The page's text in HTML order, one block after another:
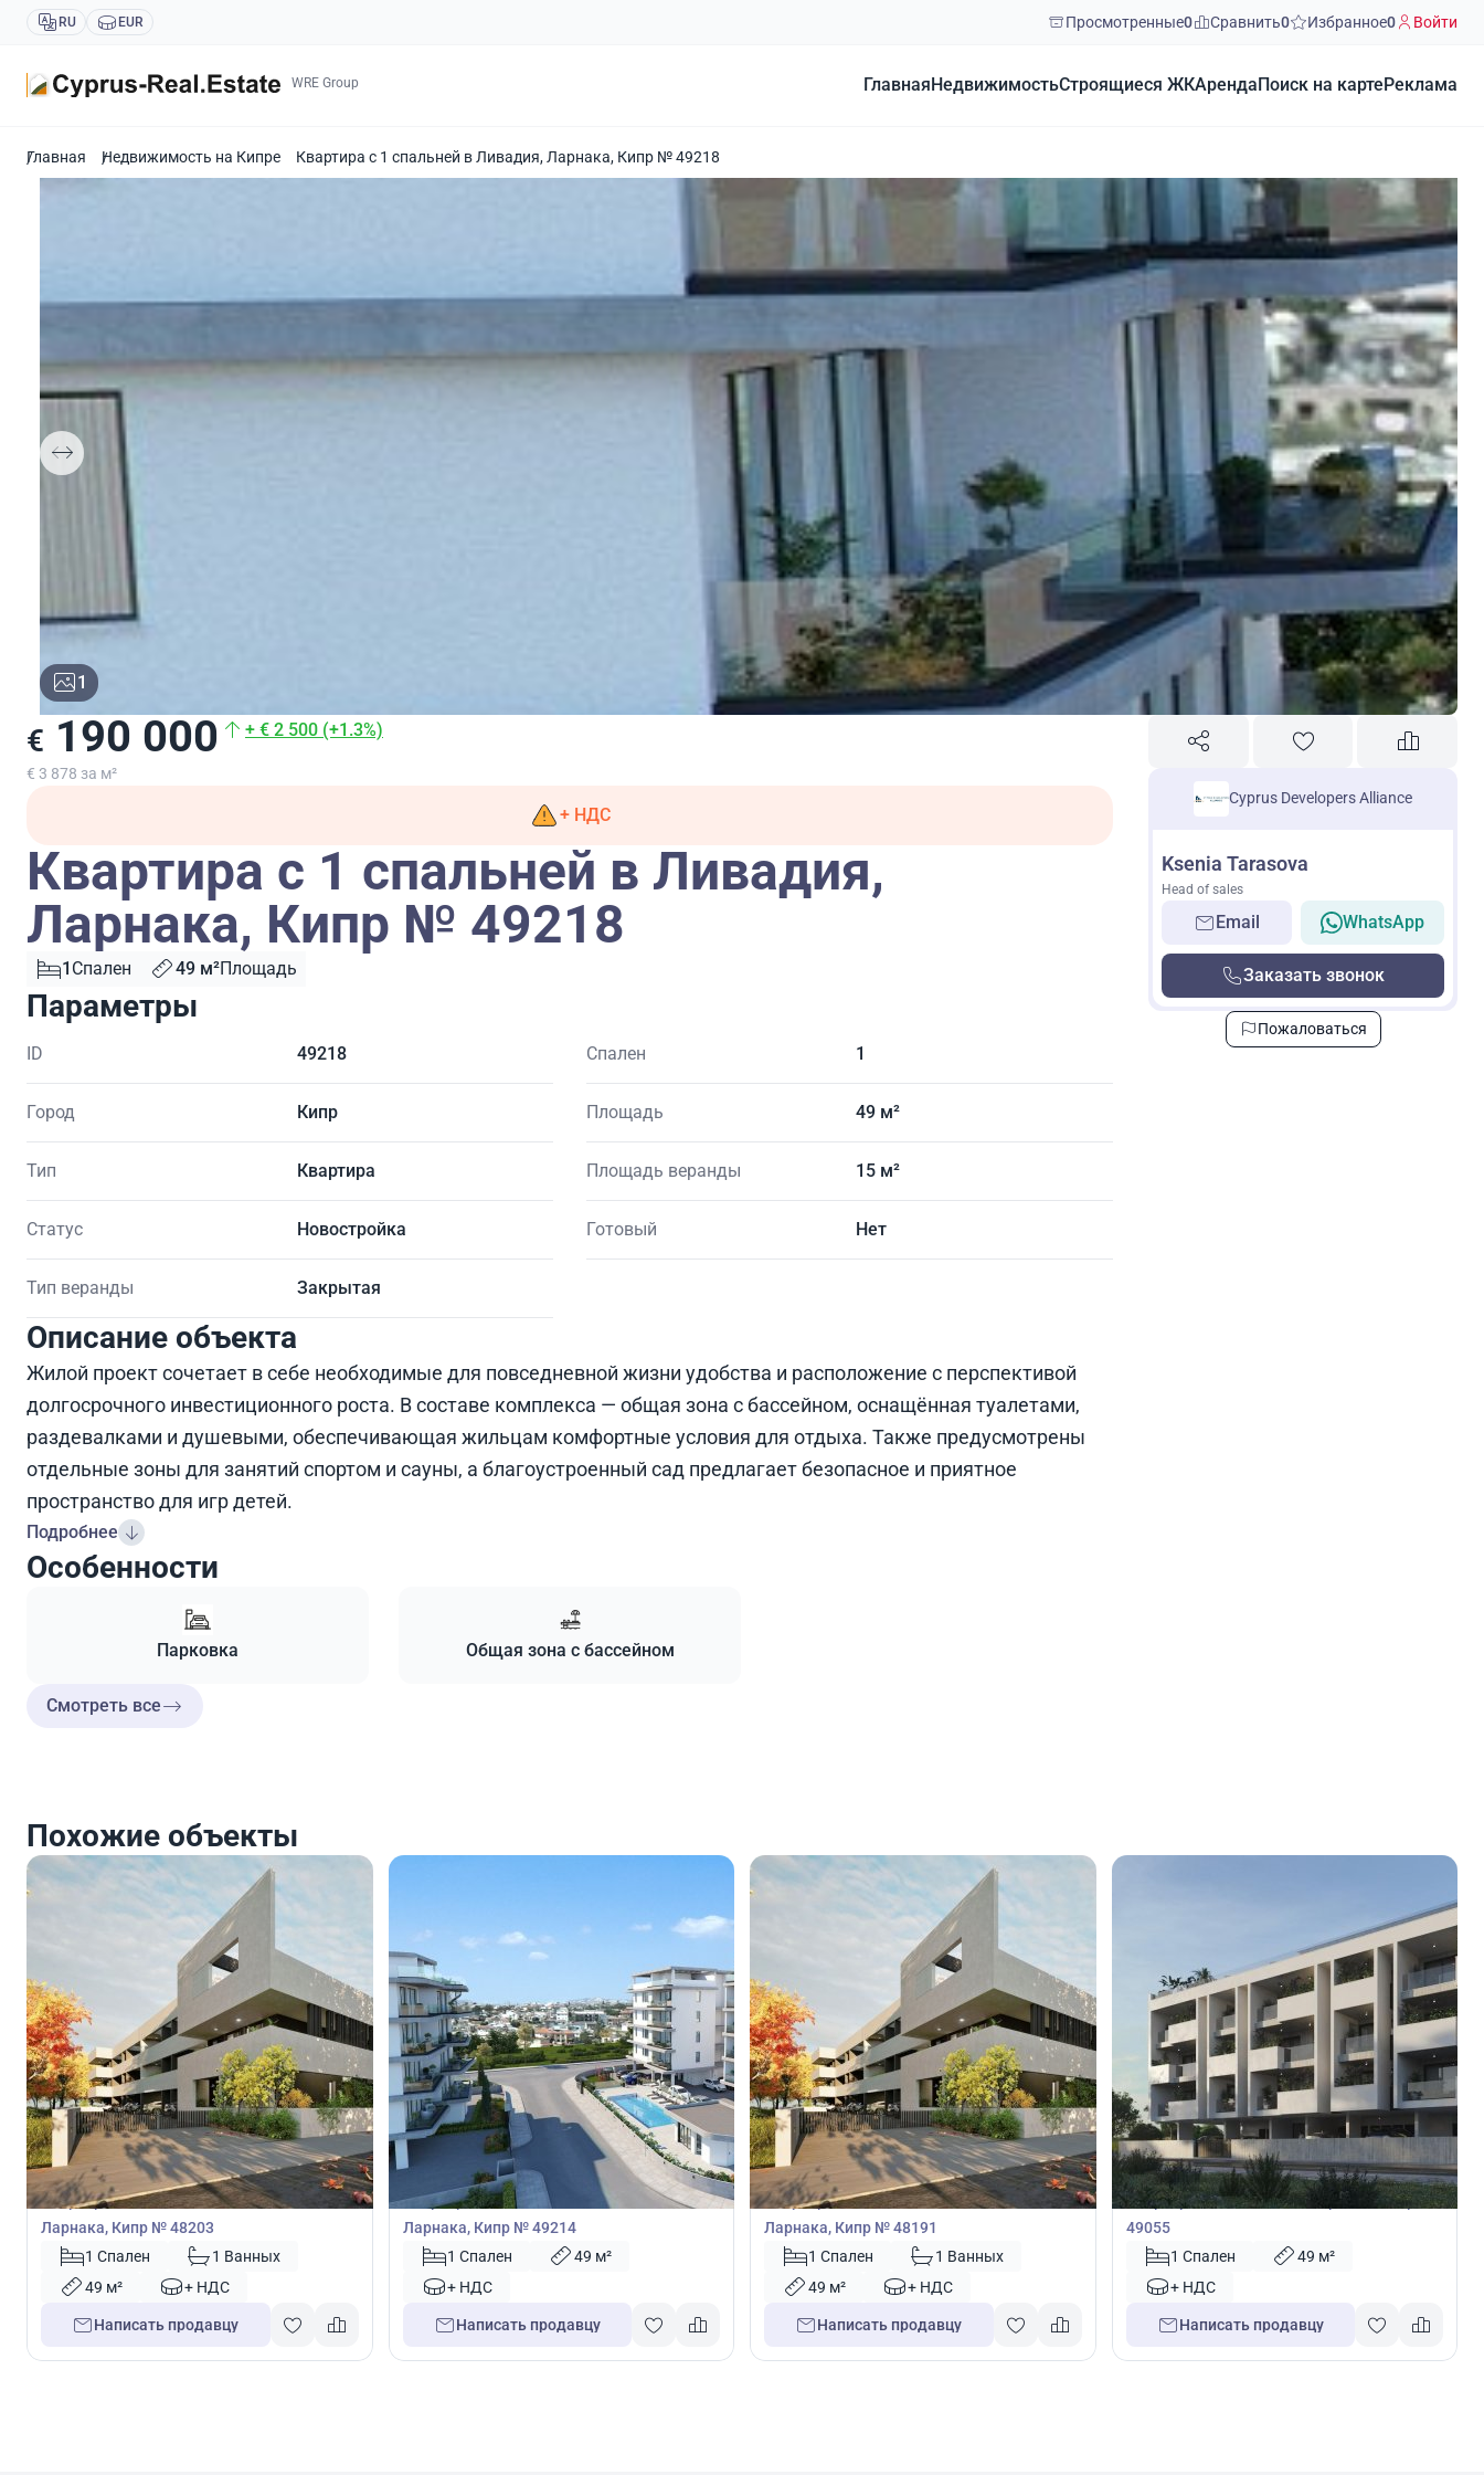
RU EUR Просмотренные0 Сравнить0 Избранное0 Войти
WRE Group Главная НедвижимостьСтроящиеся ЖКАренда Поиск на карте Реклама
Главная Недвижимость на Кипре Квартира с 1 спальней в Ливадия, Ларнака, Кипр № 49218
1
€ 190 000 + € 2 500 (+1.3%)
€ 3 878 за м²
+ НДС
Квартира с 1 спальней в Ливадия,
Ларнака, Кипр № 49218
1 Спален 49 м²Площадь
Параметры
ID 49218
Город Кипр
Тип Квартира
Статус Новостройка
Тип веранды Закрытая
Спален 1
Площадь 49 м²
Площадь веранды 15 м²
Готовый Нет
Описание объекта
Жилой проект сочетает в себе необходимые для повседневной жизни удобства и расположение с перспективой
долгосрочного инвестиционного роста. В составе комплекса — общая зона с бассейном, оснащённая туалетами,
раздевалками и душевыми, обеспечивающая жильцам комфортные условия для отдыха. Также предусмотрены
отдельные зоны для занятий спортом и сауны, а благоустроенный сад предлагает безопасное и приятное
пространство для игр детей.
Подробнее
Особенности
Парковка Общая зона с бассейном
Смотреть все
Cyprus Developers Alliance
Ksenia Tarasova
Head of sales
Email WhatsApp
Заказать звонок
Пожаловаться
Похожие объекты
€189 000
Квартира
Квартира с 1 спальней в Ливадия,
Ларнака, Кипр № 48203
1 Спален
1 Ванных
49 м²
+ НДС
Написать продавцу
€185 000
Квартира
Квартира с 1 спальней в Ливадия,
Ларнака, Кипр № 49214
1 Спален
49 м²
+ НДС
Написать продавцу
€198 000
Квартира
Квартира с 1 спальней в Ливадия,
Ларнака, Кипр № 48191
1 Спален
1 Ванных
49 м²
+ НДС
Написать продавцу
€180 000
Квартира
Квартира с 1 спальней в Ларнака, Кипр №
49055
1 Спален
49 м²
+ НДС
Написать продавцу